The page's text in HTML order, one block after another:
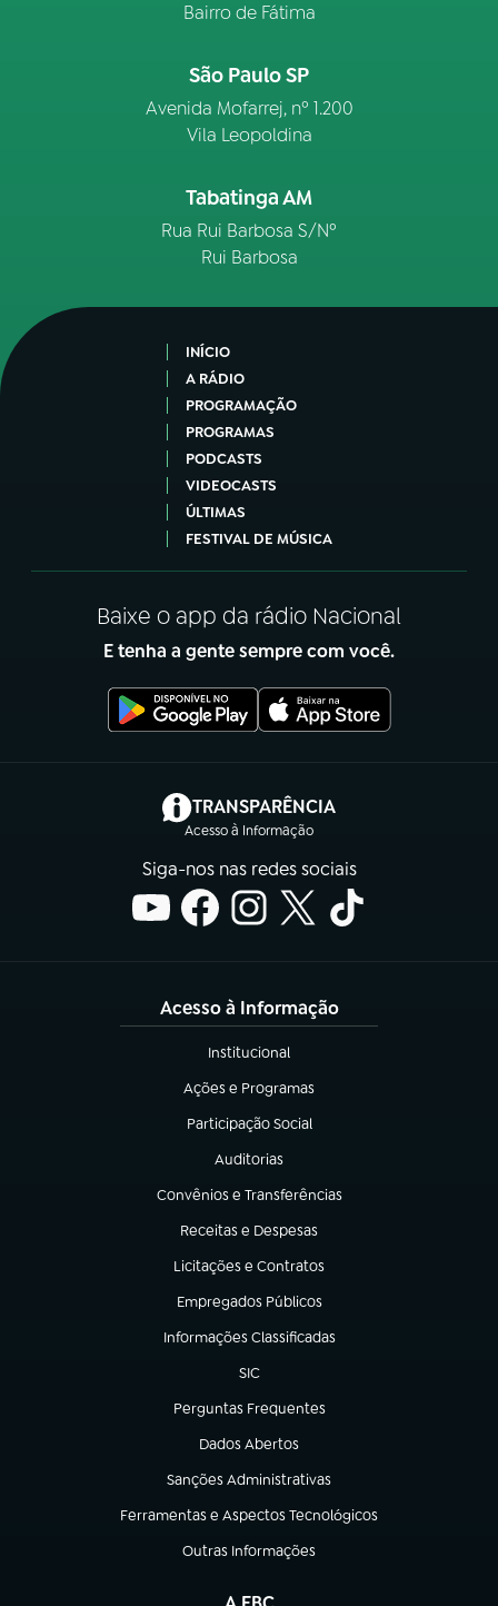
Bairro de Fátima
São Paulo SP
Avenida Mofarrej, nº 1.200
Vila Leopoldina
Tabatinga AM
Rua Rui Barbosa S/Nº
Rui Barbosa
INÍCIO
A RÁDIO
PROGRAMAÇÃO
PROGRAMAS
PODCASTS
VIDEOCASTS
ÚLTIMAS
FESTIVAL DE MÚSICA
Baixe o app da rádio Nacional
E tenha a gente sempre com você.
TRANSPARÊNCIA
Acesso à Informação
(abre em nova aba)
Siga-nos nas redes sociais
Acesso à Informação
Institucional
(abre em nova aba)
Ações e Programas
(abre em nova aba)
Participação Social
(abre em nova aba)
Auditorias
(abre em nova aba)
Convênios e Transferências
(abre em nova aba)
Receitas e Despesas
(abre em nova aba)
Licitações e Contratos
(abre em nova aba)
Empregados Públicos
(abre em nova aba)
Informações Classificadas
(abre em nova aba)
SIC
(abre em nova aba)
Perguntas Frequentes
(abre em nova aba)
Dados Abertos
(abre em nova aba)
Sanções Administrativas
(abre em nova aba)
Ferramentas e Aspectos Tecnológicos
(abre em nova aba)
Outras Informações
(abre em nova aba)